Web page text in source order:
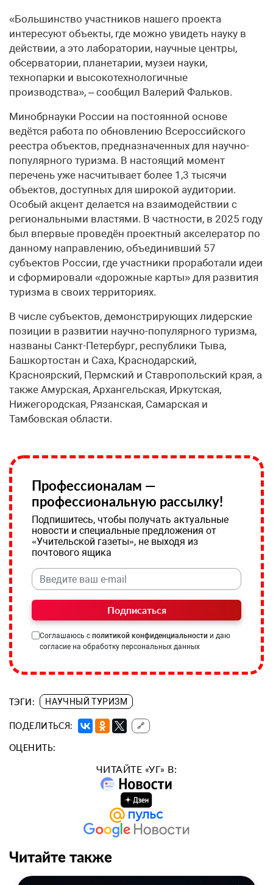
«Большинство участников нашего проекта
интересуют объекты, где можно увидеть науку в
действии, а это лаборатории, научные центры,
обсерватории, планетарии, музеи науки,
технопарки и высокотехнологичные
производства», – сообщил Валерий Фальков.
Минобрнауки России на постоянной основе
ведётся работа по обновлению Всероссийского
реестра объектов, предназначенных для научно-
популярного туризма. В настоящий момент
перечень уже насчитывает более 1,3 тысячи
объектов, доступных для широкой аудитории.
Особый акцент делается на взаимодействии с
региональными властями. В частности, в 2025 году
был впервые проведён проектный акселератор по
данному направлению, объединивший 57
субъектов России, где участники проработали идеи
и сформировали «дорожные карты» для развития
туризма в своих территориях.
В числе субъектов, демонстрирующих лидерские
позиции в развитии научно-популярного туризма,
названы Санкт-Петербург, республики Тыва,
Башкортостан и Саха, Краснодарский,
Красноярский, Пермский и Ставропольский края, а
также Амурская, Архангельская, Иркутская,
Нижегородская, Рязанская, Самарская и
Тамбовская области.
Профессионалам —
профессиональную рассылку!
Подпишитесь, чтобы получать актуальные
новости и специальные предложения от
«Учительской газеты», не выходя из
почтового ящика
Подписаться
Соглашаюсь с политикой конфиденциальности и даю
согласие на обработку персональных данных
ТЭГИ: НАУЧНЫЙ ТУРИЗМ
ПОДЕЛИТЬСЯ: 🔗
ОЦЕНИТЬ:
ЧИТАЙТЕ «УГ» В:
Читайте также